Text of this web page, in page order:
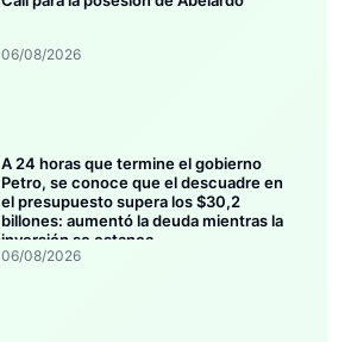
06/08/2026
A 24 horas que termine el gobierno
Petro, se conoce que el descuadre en
el presupuesto supera los $30,2
billones: aumentó la deuda mientras la
inversión se estanca
06/08/2026